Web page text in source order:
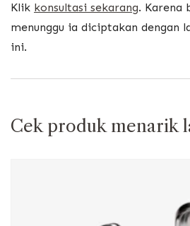
Klik konsultasi sekarang. Karena
menunggu ia diciptakan dengan
ini.
Cek produk menarik